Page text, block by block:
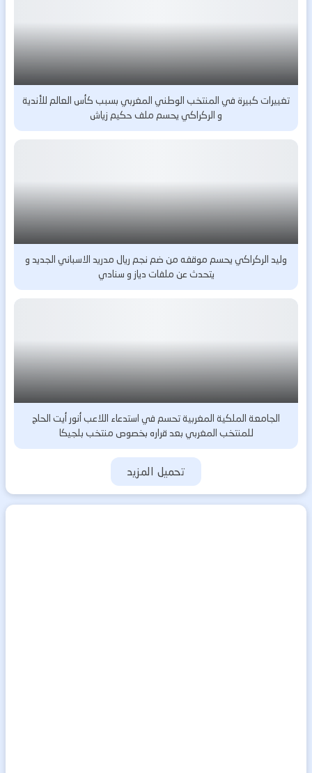
تغييرات كبيرة في المنتخب الوطني المغربي بسبب كأس العالم للأندية
و الركراكي يحسم ملف حكيم زياش
وليد الركراكي يحسم موقفه من ضم نجم ريال مدريد الاسباني الجديد و
يتحدث عن ملفات دياز و سنادي
الجامعة الملكية المغربية تحسم في استدعاء اللاعب أنور أيت الحاج
للمنتخب المغربي بعد قراره بخصوص منتخب بلجيكا
تحميل المزيد